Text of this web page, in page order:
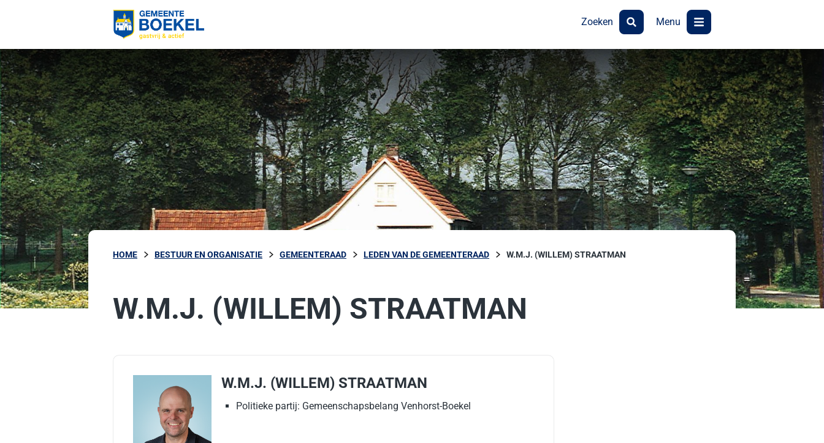
Zoeken Menu
HOME BESTUUR EN ORGANISATIE GEMEENTERAAD LEDEN VAN DE GEMEENTERAAD W.M.J. (WILLEM) STRAATMAN
W.M.J. (WILLEM) STRAATMAN
W.M.J. (WILLEM) STRAATMAN
Politieke partij: Gemeenschapsbelang Venhorst-Boekel